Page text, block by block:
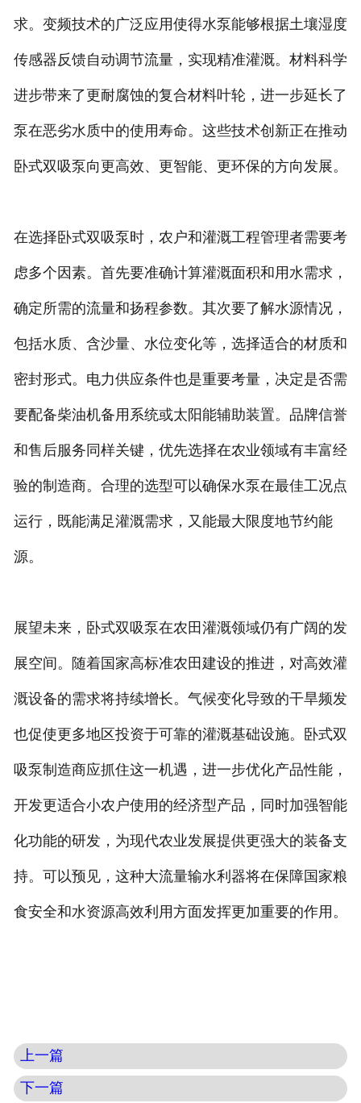
求。变频技术的广泛应用使得水泵能够根据土壤湿度
传感器反馈自动调节流量，实现精准灌溉。材料科学
进步带来了更耐腐蚀的复合材料叶轮，进一步延长了
泵在恶劣水质中的使用寿命。这些技术创新正在推动
卧式双吸泵向更高效、更智能、更环保的方向发展。
在选择卧式双吸泵时，农户和灌溉工程管理者需要考
虑多个因素。首先要准确计算灌溉面积和用水需求，
确定所需的流量和扬程参数。其次要了解水源情况，
包括水质、含沙量、水位变化等，选择适合的材质和
密封形式。电力供应条件也是重要考量，决定是否需
要配备柴油机备用系统或太阳能辅助装置。品牌信誉
和售后服务同样关键，优先选择在农业领域有丰富经
验的制造商。合理的选型可以确保水泵在最佳工况点
运行，既能满足灌溉需求，又能最大限度地节约能
源。
展望未来，卧式双吸泵在农田灌溉领域仍有广阔的发
展空间。随着国家高标准农田建设的推进，对高效灌
溉设备的需求将持续增长。气候变化导致的干旱频发
也促使更多地区投资于可靠的灌溉基础设施。卧式双
吸泵制造商应抓住这一机遇，进一步优化产品性能，
开发更适合小农户使用的经济型产品，同时加强智能
化功能的研发，为现代农业发展提供更强大的装备支
持。可以预见，这种大流量输水利器将在保障国家粮
食安全和水资源高效利用方面发挥更加重要的作用。
上一篇
下一篇